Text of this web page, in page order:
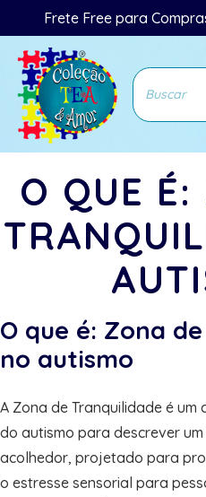
Frete Free para
O QUE
O que é: Zona
no autismo
A Zona de Tranquilidade é
do autismo para descrever
acolhedor, projetado para
o estresse sensorial para